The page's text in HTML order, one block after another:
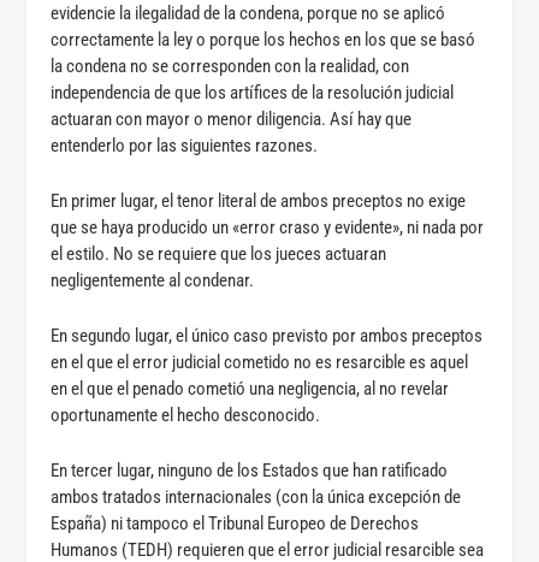
evidencie la ilegalidad de la condena, porque no se aplicó
correctamente la ley o porque los hechos en los que se basó
la condena no se corresponden con la realidad, con
independencia de que los artífices de la resolución judicial
actuaran con mayor o menor diligencia. Así hay que
entenderlo por las siguientes razones.
En primer lugar, el tenor literal de ambos preceptos no exige
que se haya producido un «error craso y evidente», ni nada por
el estilo. No se requiere que los jueces actuaran
negligentemente al condenar.
En segundo lugar, el único caso previsto por ambos preceptos
en el que el error judicial cometido no es resarcible es aquel
en el que el penado cometió una negligencia, al no revelar
oportunamente el hecho desconocido.
En tercer lugar, ninguno de los Estados que han ratificado
ambos tratados internacionales (con la única excepción de
España) ni tampoco el Tribunal Europeo de Derechos
Humanos (TEDH) requieren que el error judicial resarcible sea